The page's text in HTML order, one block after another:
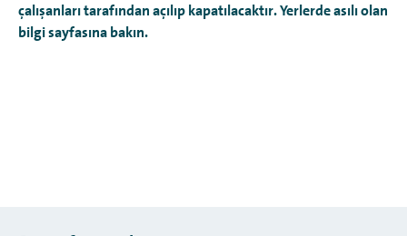
çalışanları tarafından açılıp kapatılacaktır. Yerlerde asılı olan
bilgi sayfasına bakın.